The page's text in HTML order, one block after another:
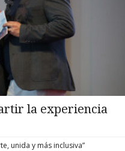
la experiencia
unida y más inclusiva”